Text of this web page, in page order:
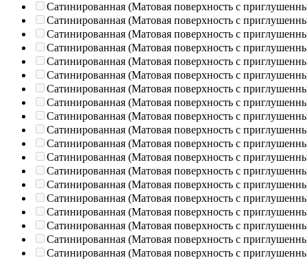
Сатинированная (Матовая поверхность с
Сатинированная (Матовая поверхность с
Сатинированная (Матовая поверхность с
Сатинированная (Матовая поверхность с
Сатинированная (Матовая поверхность с
Сатинированная (Матовая поверхность с
Сатинированная (Матовая поверхность с
Сатинированная (Матовая поверхность с
Сатинированная (Матовая поверхность с
Сатинированная (Матовая поверхность с
Сатинированная (Матовая поверхность с
Сатинированная (Матовая поверхность с
Сатинированная (Матовая поверхность с
Сатинированная (Матовая поверхность с
Сатинированная (Матовая поверхность с
Сатинированная (Матовая поверхность с
Сатинированная (Матовая поверхность с
Сатинированная (Матовая поверхность с
Сатинированная (Матовая поверхность с